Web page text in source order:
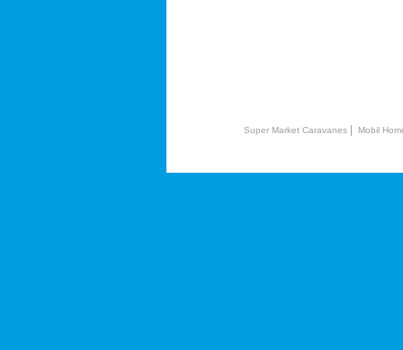
Super Market Caravanes| Mobil